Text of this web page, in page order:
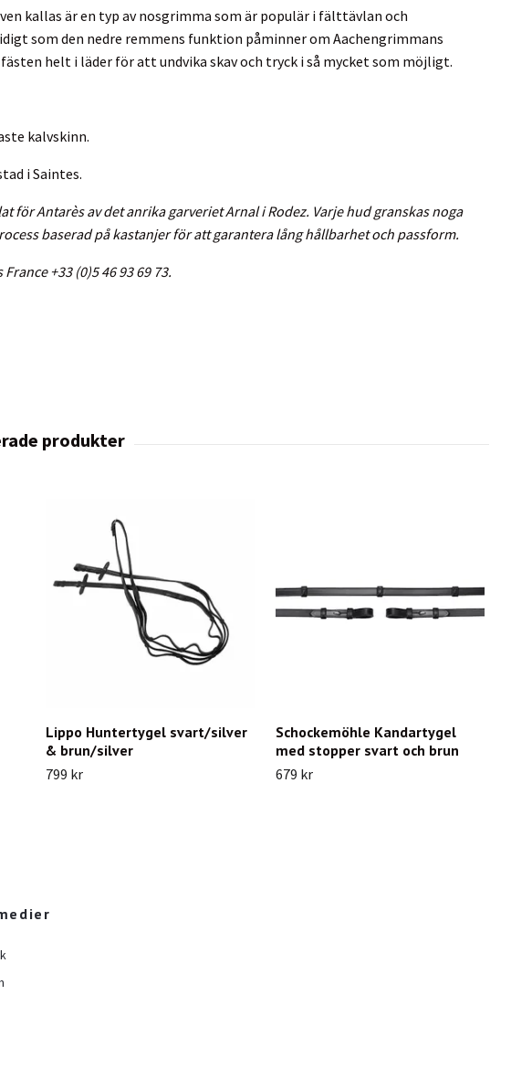
kallas är en typ av nosgrimma som är populär i fälttävlan och
som den nedre remmens funktion påminner om Aachengrimmans
helt i läder för att undvika skav och tryck i så mycket som möjligt.
kalvskinn.
i Saintes.
Antarès av det anrika garveriet Arnal i Rodez. Varje hud granskas noga
baserad på kastanjer för att garantera lång hållbarhet och passform.
+33 (0)5 46 93 69 73.
Lippo Huntertygel svart/silver
& brun/silver
799 kr
Schockemöhle Kandartygel
med stopper svart och brun
679 kr